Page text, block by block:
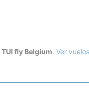
TUI fly Belgium. Ver